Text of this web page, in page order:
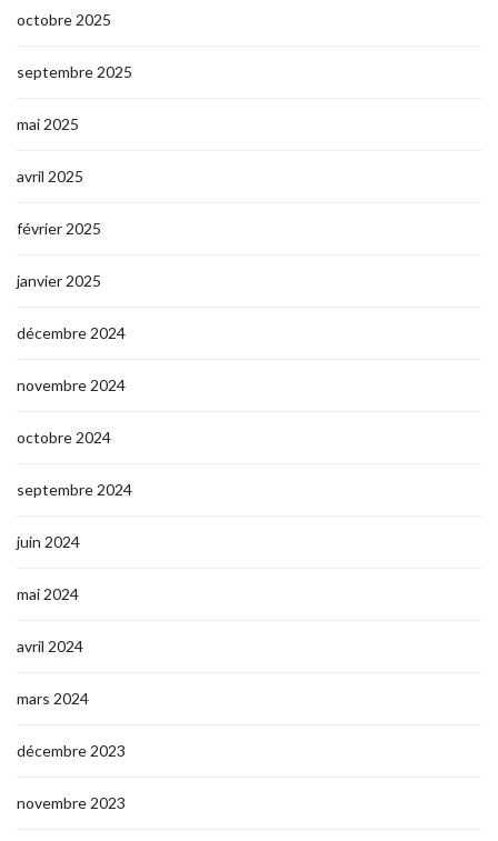
octobre 2025
septembre 2025
mai 2025
avril 2025
février 2025
janvier 2025
décembre 2024
novembre 2024
octobre 2024
septembre 2024
juin 2024
mai 2024
avril 2024
mars 2024
décembre 2023
novembre 2023